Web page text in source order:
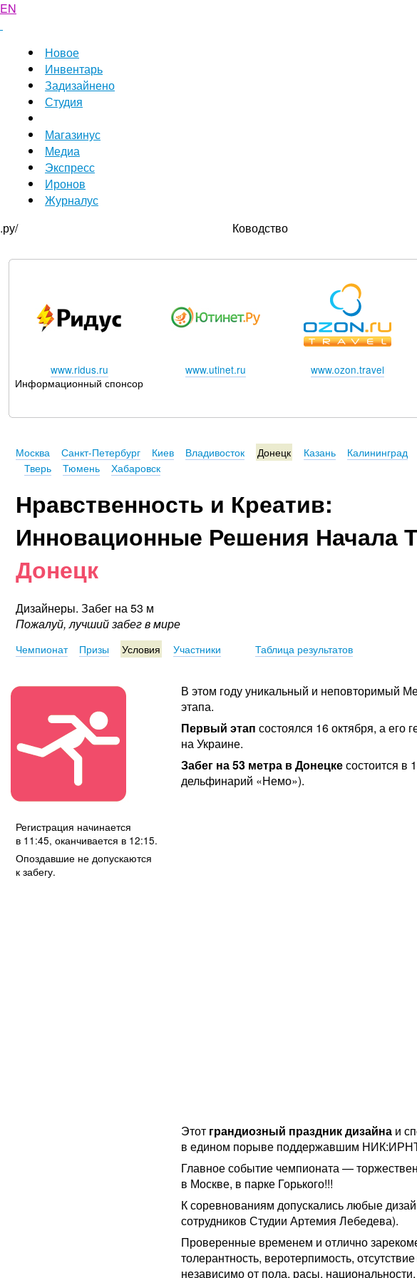
EN
Новое
Инвентарь
Задизайнено
Студия
Магазинус
Медиа
Экспресс
Иронов
Журналус
.ру/
Ководство
www.ridus.ru
Информационный спонсор
www.utinet.ru www.ozon.travel
Москва Санкт-Петербург Киев Владивосток Донецк Казань Калининград
Тверь
Тюмень Хабаровск
Нравственность и Креатив:
Инновационные Решения Начала
Донецк
Дизайнеры. Забег на 53 м
Пожалуй, лучший забег в мире
Чемпионат Призы Условия Участники Таблица результатов
Регистрация начинается
в 11:45, оканчивается в 12:15.
Опоздавшие не допускаются
к забегу.
В этом году уникальный и неповторимый
этапа.
Первый этап состоялся 16 октября, а его
на Украине.
Забег на 53 метра в Донецкесостоится в
дельфинарий «Немо»).
Этот грандиозный праздник дизайна и
в едином порыве поддержавшим
Главное событие чемпионата —
в Москве, в парке Горького!!!
К соревнованиям допускались любые
сотрудников Студии Артемия Лебедева).
Проверенные временем и отлично
толерантность, веротерпимость,
независимо от пола, расы,